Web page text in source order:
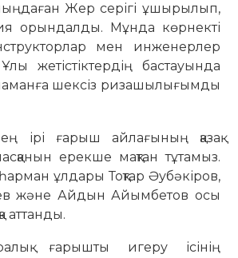
Жер серігі ұшырылып,
орындалды. Мұнда көрнекті
мен инженерлер
жетістіктердің бастауында
шексіз ризашылығымды
ірі ғарыш айлағының қазақ
ерекше мақтан тұтамыз.
ұлдары Тоқтар Әубәкіров,
және Айдын Айымбетов осы
аттанды.
ғарышты игеру ісінің